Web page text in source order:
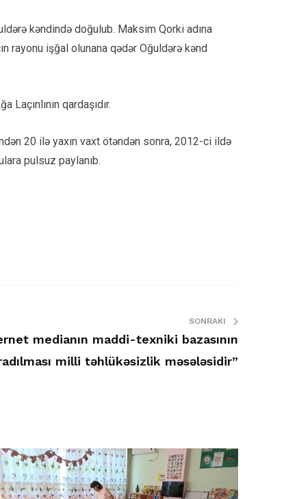
kəndində doğulub. Maksim Qorki adına
rayonu işğal olunana qədər Oğuldərə kənd
qardaşıdır.
20 ilə yaxın vaxt ötəndən sonra, 2012-ci ildə
pulsuz paylanıb.
SONRAKI
medianın maddi-texniki bazasının
milli təhlükəsizlik məsələsidir”